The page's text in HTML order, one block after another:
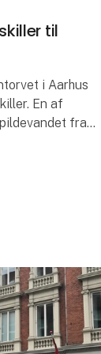
til
i Aarhus
En af
fra